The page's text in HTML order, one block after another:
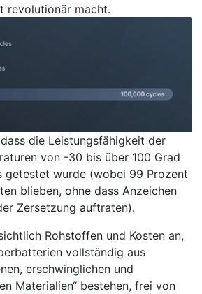
revolutionär macht.
die Leistungsfähigkeit der
von -30 bis über 100 Grad
getestet wurde (wobei 99 Prozent
blieben, ohne dass Anzeichen
Zersetzung auftraten).
Rohstoffen und Kosten an,
vollständig aus
erschwinglichen und
Materialien“ bestehen, frei von